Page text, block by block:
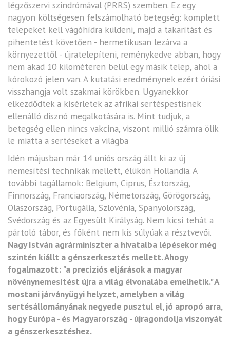
légzőszervi szindrómával (PRRS) szemben. Ez egy
nagyon költségesen felszámolható betegség: komplett
telepeket kell vágóhídra küldeni, majd a takarítást és
pihentetést követően - hermetikusan lezárva a
környezettől - újratelepíteni, reménykedve abban, hogy
nem akad 10 kilométeren belül egy másik telep, ahol a
kórokozó jelen van. A kutatási eredménynek ezért óriási
visszhangja volt szakmai körökben. Ugyanekkor
elkezdődtek a kísérletek az afrikai sertéspestisnek
ellenálló disznó megalkotására is. Mint tudjuk, a
betegség ellen nincs vakcina, viszont millió számra ölik
le miatta a sertéseket a világba
Idén májusban már 14 uniós ország állt ki az új
nemesítési technikák mellett, élükön Hollandia. A
további tagállamok: Belgium, Ciprus, Észtország,
Finnország, Franciaország, Németország, Görögország,
Olaszország, Portugália, Szlovénia, Spanyolország,
Svédország és az Egyesült Királyság. Nem kicsi tehát a
pártoló tábor, és főként nem kis súlyúak a résztvevői.
Nagy István agrárminiszter a hivatalba lépésekor még
szintén kiállt a génszerkesztés mellett. Ahogy
fogalmazott: "a precíziós eljárások a magyar
növénynemesítést újra a világ élvonalába emelhetik." A
mostani járványügyi helyzet, amelyben a világ
sertésállományának negyede pusztul el, jó apropó arra,
hogy Európa - és Magyarország - újragondolja viszonyát
a génszerkesztéshez.